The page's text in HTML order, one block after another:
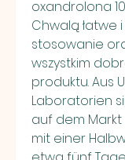
oxandrolona
Chwalą łatwe
stosowanie
wszystkim
produktu. Aus
Laboratorien
auf dem
mit einer